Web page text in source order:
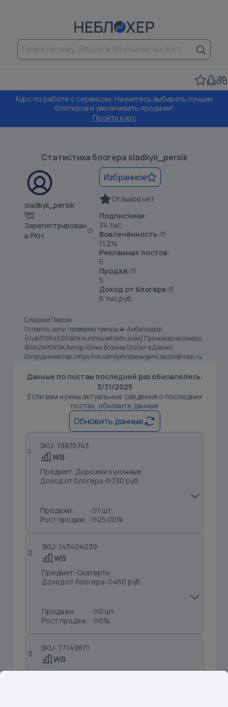
Курс по работе с сервисом: Научитесь выбирать лучших
блогеров и увеличивать продажи!
Пройти курс
Статистика блогера sladkyii_persik
sladkyii_persik
Зарегистрирован
в РКН
Отзывов нет
Избранное
Сладкий Персик
Готовлю, шучу, проверяю тренды 💫 Амбассадор
[club31084530|@braunhouseholdrussia] Промокод на скидку:
BRAUNPERSIK Автор: Юлия Бозина (200к+ в Дзене)
Сотрудничество: https://vk.com/johntae evgenii.bozin@mail.ru
Подписчики:
34 тыс.
Вовлечённость:
11.2%
Рекламных постов:
5
Продаж:
5
Доход от блогера:
6 тыс.руб.
Данные по постам последний раз обновлялись:
3/31/2025
Если вам нужны актуальные сведения о последних
постах, обновите данные
Обновить данные
1
SKU: 19875743
Предмет: Дорожки кухонные
Доход от блогера:
730 руб.
Продажи:
1 шт
Рост продаж:
25.00%
2
SKU: 143404039
Предмет: Скатерти
Доход от блогера:
450 руб.
Продажи:
0 шт
Рост продаж:
0%
3
SKU: 77149871
Предмет: Вазы